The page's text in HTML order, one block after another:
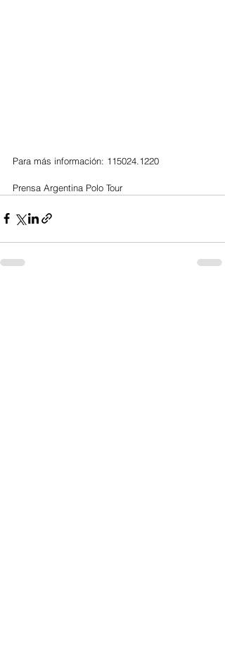
Para más información: 115024.1220
Prensa Argentina Polo Tour